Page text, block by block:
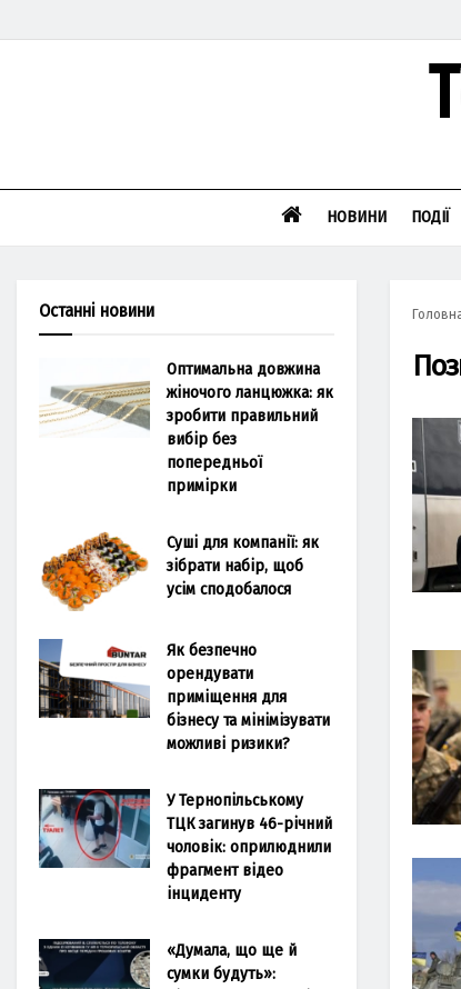
НОВИНИ ПОДІЇ
Останні новини
Оптимальна довжина
жіночого ланцюжка: як
зробити правильний
вибір без
попередньої
примірки
Суші для компанії: як
зібрати набір, щоб
усім сподобалося
Як безпечно
орендувати
приміщення для
бізнесу та мінімізувати
можливі ризики?
У Тернопільському
ТЦК загинув 46-річний
чоловік: оприлюднили
фрагмент відео
інциденту
«Думала, що ще й
сумки будуть»: